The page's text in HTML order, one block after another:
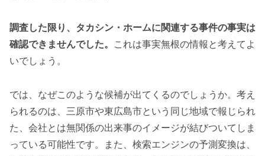
調査した限り、タカシン・ホームに関連する事件の事実は
確認できませんでした。
これは事実無根の情報と考えてよ
いでしょう。
では、なぜこのような候補が出てくるのでしょうか。考え
られるのは、三原市や東広島市という同じ地域で報じられ
た、会社とは無関係の出来事のイメージが結びついてしま
っている可能性です。また、検索エンジンの予測変換は、